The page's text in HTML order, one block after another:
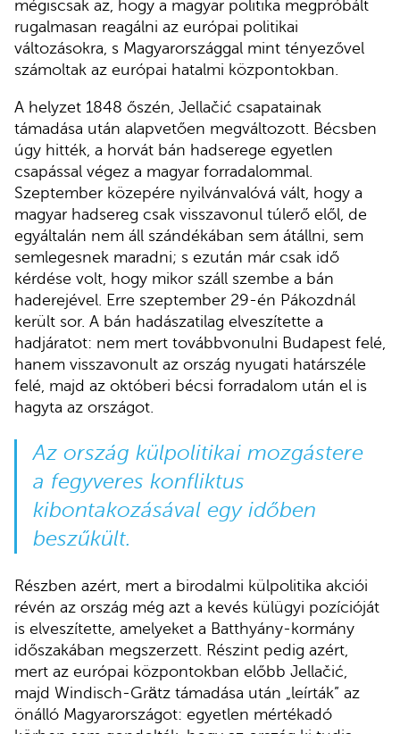
mégiscsak az, hogy a magyar politika megpróbált
rugalmasan reagálni az európai politikai
változásokra, s Magyarországgal mint tényezővel
számoltak az európai hatalmi központokban.
A helyzet 1848 őszén, Jellačić csapatainak
támadása után alapvetően megváltozott. Bécsben
úgy hitték, a horvát bán hadserege egyetlen
csapással végez a magyar forradalommal.
Szeptember közepére nyilvánvalóvá vált, hogy a
magyar hadsereg csak visszavonul túlerő elől, de
egyáltalán nem áll szándékában sem átállni, sem
semlegesnek maradni; s ezután már csak idő
kérdése volt, hogy mikor száll szembe a bán
haderejével. Erre szeptember 29-én Pákozdnál
került sor. A bán hadászatilag elveszítette a
hadjáratot: nem mert továbbvonulni Budapest felé,
hanem visszavonult az ország nyugati határszéle
felé, majd az októberi bécsi forradalom után el is
hagyta az országot.
Az ország külpolitikai mozgástere
a fegyveres konfliktus
kibontakozásával egy időben
beszűkült.
Részben azért, mert a birodalmi külpolitika akciói
révén az ország még azt a kevés külügyi pozícióját
is elveszítette, amelyeket a Batthyány-kormány
időszakában megszerzett. Részint pedig azért,
mert az európai központokban előbb Jellačić,
majd Windisch-Grätz támadása után „leírták” az
önálló Magyarországot: egyetlen mértékadó